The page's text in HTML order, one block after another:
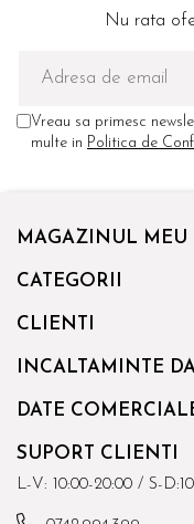
Nu rata
Vreau sa primesc
multe in Politica de
MAGAZINUL MEU
CATEGORII
CLIENTI
INCALTAMINTE
DATE
SUPORT CLIENTI
L-V: 10:00-20:00 / S-